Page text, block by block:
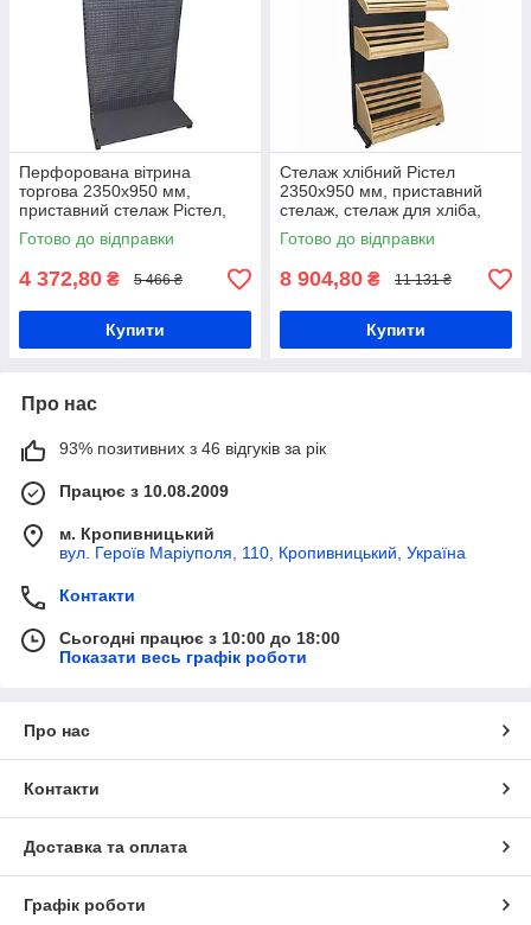
Перфорована вітрина
торгова 2350х950 мм,
приставний стелаж Рістел,
стенд з перфорацією, стелаж
для снеків, вітрина з
Готово до відправки
4 372,80 ₴ 5 466 ₴
Купити
Стелаж хлібний Рістел
2350х950 мм, приставний
стелаж, стелаж для хліба,
хлібна вітрина з дерев'яними
кошиками, торговий стенд
Готово до відправки
8 904,80 ₴ 11 131 ₴
Купити
Про нас
93% позитивних з 46 відгуків за рік
Працює з 10.08.2009
м. Кропивницький
вул. Героїв Маріуполя, 110, Кропивницький, Україна
Контакти
Сьогодні працює з 10:00 до 18:00
Показати весь графік роботи
Про нас
Контакти
Доставка та оплата
Графік роботи